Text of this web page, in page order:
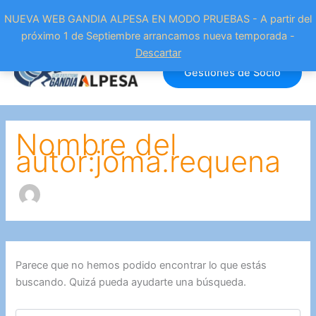
NUEVA WEB GANDIA ALPESA EN MODO PRUEBAS - A partir del
próximo 1 de Septiembre arrancamos nueva temporada -
Descartar
contenido
Gestiones de Socio
Nombre del
autor:joma.requena
Parece que no hemos podido encontrar lo que estás
buscando. Quizá pueda ayudarte una búsqueda.